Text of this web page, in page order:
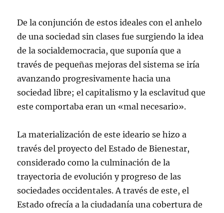
De la conjunción de estos ideales con el anhelo
de una sociedad sin clases fue surgiendo la idea
de la socialdemocracia, que suponía que a
través de pequeñas mejoras del sistema se iría
avanzando progresivamente hacia una
sociedad libre; el capitalismo y la esclavitud que
este comportaba eran un «mal necesario».
La materialización de este ideario se hizo a
través del proyecto del Estado de Bienestar,
considerado como la culminación de la
trayectoria de evolución y progreso de las
sociedades occidentales. A través de este, el
Estado ofrecía a la ciudadanía una cobertura de